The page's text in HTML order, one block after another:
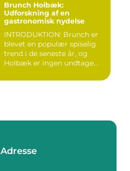
Brunch Holbæk:
Udforskning af en
gastronomisk nydelse
INTRODUKTION: Brunch er
blevet en populær spiselig
trend i de seneste år, og
Holbæk er ingen undtage...
Adresse